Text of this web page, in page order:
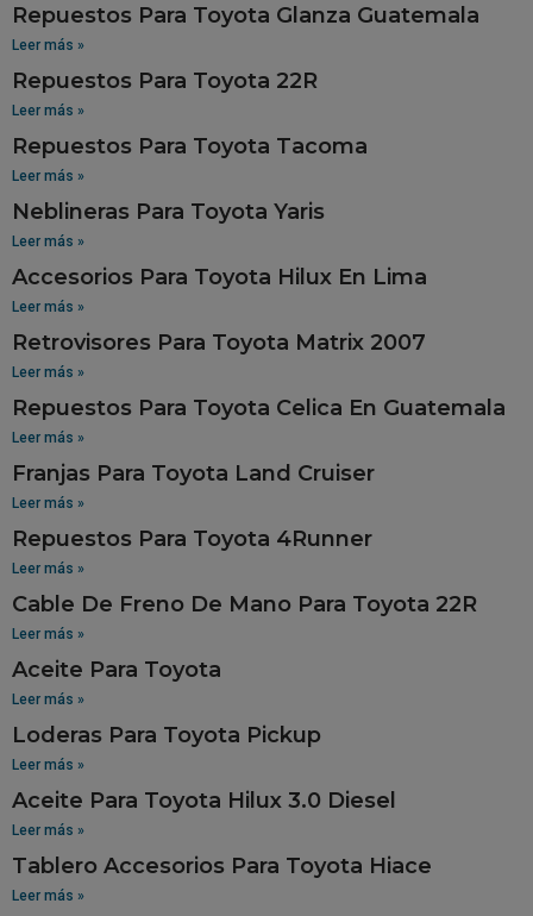
Repuestos Para Toyota Glanza Guatemala
Leer más »
Repuestos Para Toyota 22R
Leer más »
Repuestos Para Toyota Tacoma
Leer más »
Neblineras Para Toyota Yaris
Leer más »
Accesorios Para Toyota Hilux En Lima
Leer más »
Retrovisores Para Toyota Matrix 2007
Leer más »
Repuestos Para Toyota Celica En Guatemala
Leer más »
Franjas Para Toyota Land Cruiser
Leer más »
Repuestos Para Toyota 4Runner
Leer más »
Cable De Freno De Mano Para Toyota 22R
Leer más »
Aceite Para Toyota
Leer más »
Loderas Para Toyota Pickup
Leer más »
Aceite Para Toyota Hilux 3.0 Diesel
Leer más »
Tablero Accesorios Para Toyota Hiace
Leer más »